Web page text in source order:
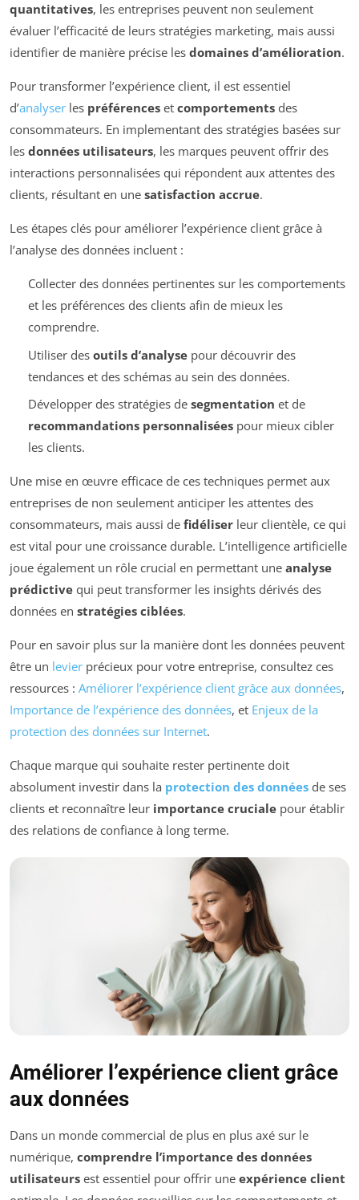
quantitatives, les entreprises peuvent non seulement
évaluer l’efficacité de leurs stratégies marketing, mais aussi
identifier de manière précise les domaines d’amélioration.
Pour transformer l’expérience client, il est essentiel
d’analyser les préférences et comportements des
consommateurs. En implementant des stratégies basées sur
les données utilisateurs, les marques peuvent offrir des
interactions personnalisées qui répondent aux attentes des
clients, résultant en une satisfaction accrue.
Les étapes clés pour améliorer l’expérience client grâce à
l’analyse des données incluent :
Collecter des données pertinentes sur les comportements
et les préférences des clients afin de mieux les
comprendre.
Utiliser des outils d’analysepour découvrir des
tendances et des schémas au sein des données.
Développer des stratégies de segmentation et de
recommandations personnaliséespour mieux cibler
les clients.
Une mise en œuvre efficace de ces techniques permet aux
entreprises de non seulement anticiper les attentes des
consommateurs, mais aussi de fidéliser leur clientèle, ce qui
est vital pour une croissance durable. L’intelligence artificielle
joue également un rôle crucial en permettant une analyse
prédictive qui peut transformer les insights dérivés des
données en stratégies ciblées.
Pour en savoir plus sur la manière dont les données peuvent
être un levier précieux pour votre entreprise, consultez ces
ressources : Améliorer l’expérience client grâce aux données,
Importance de l’expérience des données, et Enjeux de la
protection des données sur Internet.
Chaque marque qui souhaite rester pertinente doit
absolument investir dans la protection des données de ses
clients et reconnaître leur importance cruciale pour établir
des relations de confiance à long terme.
Améliorer l’expérience client grâce
aux données
Dans un monde commercial de plus en plus axé sur le
numérique, comprendre l’importance des données
utilisateurs est essentiel pour offrir une expérience client